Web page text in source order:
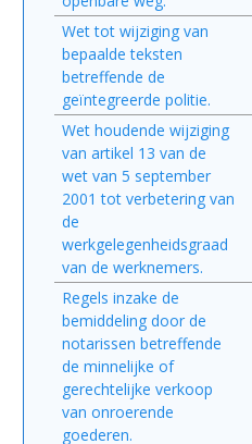
Wet tot wijziging van
bepaalde teksten
betreffende de
geïntegreerde politie.
Wet houdende wijziging
van artikel 13 van de
wet van 5 september
2001 tot verbetering van
de
werkgelegenheidsgraad
van de werknemers.
Regels inzake de
bemiddeling door de
notarissen betreffende
de minnelijke of
gerechtelijke verkoop
van onroerende
goederen.